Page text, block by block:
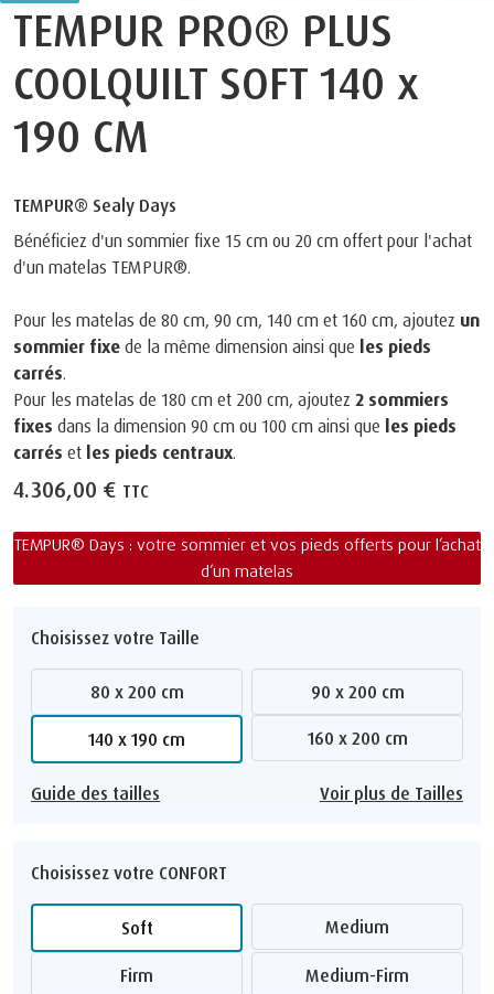
TEMPUR PRO® PLUS
COOLQUILT SOFT 140 x
190 CM
TEMPUR® Sealy Days
Bénéficiez d'un sommier fixe 15 cm ou 20 cm offert pour l'achat
d'un matelas TEMPUR®.
Pour les matelas de 80 cm, 90 cm, 140 cm et 160 cm, ajoutez un
sommier fixe de la même dimension ainsi que les pieds
carrés.
Pour les matelas de 180 cm et 200 cm, ajoutez 2 sommiers
fixes dans la dimension 90 cm ou 100 cm ainsi que les pieds
carrés et les pieds centraux.
4.306,00 € TTC
TEMPUR® Days : votre sommier et vos pieds offerts pour l’achat
d’un matelas
Choisissez votre Taille
80 x 200 cm 90 x 200 cm
140 x 190 cm 160 x 200 cm
Guide des tailles Voir plus de Tailles
Choisissez votre CONFORT
Soft Medium
Firm Medium-Firm